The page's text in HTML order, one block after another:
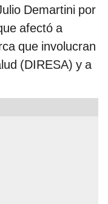
Demartini por
afectó a
que involucran
(DIRESA) y a